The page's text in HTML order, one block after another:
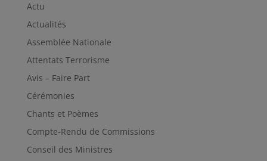
Actu
Actualités
Assemblée Nationale
Attentats Terrorisme
Avis – Faire Part
Cérémonies
Chants et Poèmes
Compte-Rendu de Commissions
Conseil des Ministres